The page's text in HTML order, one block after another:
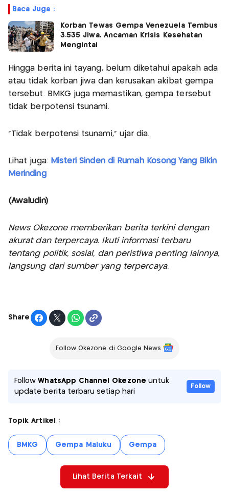
Baca Juga :
Korban Tewas Gempa Venezuela Tembus
3.535 Jiwa, Ancaman Krisis Kesehatan
Mengintai
Hingga berita ini tayang, belum diketahui apakah ada
atau tidak korban jiwa dan kerusakan akibat gempa
tersebut. BMKG juga memastikan, gempa tersebut
tidak berpotensi tsunami.
“Tidak berpotensi tsunami,” ujar dia.
Lihat juga: Misteri Sinden di Rumah Kosong Yang Bikin
Merinding
(Awaludin)
News Okezone memberikan berita terkini dengan
akurat dan terpercaya. Ikuti informasi terbaru
tentang politik, sosial, dan peristiwa penting lainnya,
langsung dari sumber yang terpercaya.
Share
Follow Okezone di Google News
FollowWhatsApp Channel Okezone untuk
update berita terbaru setiap hari
Follow
Topik Artikel :
BMKG Gempa Maluku Gempa
Lihat Berita Terkait